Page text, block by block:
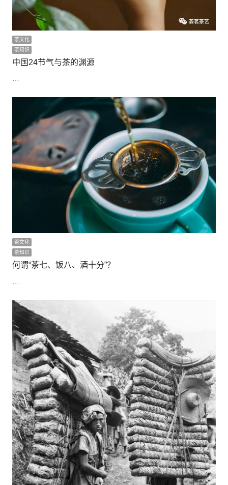
茶文化
茶知识
中国24节气与茶的渊源
茶文化
茶知识
何谓“茶七、饭八、酒十分”？